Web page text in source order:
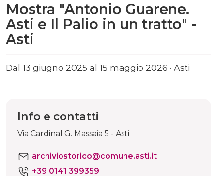
Mostra "Antonio Guarene.
Asti e Il Palio in un tratto" -
Asti
Dal 13 giugno 2025 al 15 maggio 2026 · Asti
Info e contatti
Via Cardinal G. Massaia 5 - Asti
archiviostorico@comune.asti.it
+39 0141 399359